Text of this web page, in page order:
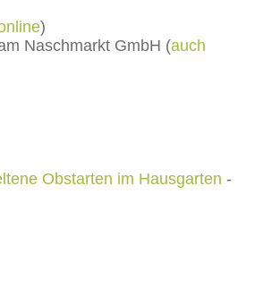
)
Naschmarkt GmbH (auch
Obstarten im Hausgarten -